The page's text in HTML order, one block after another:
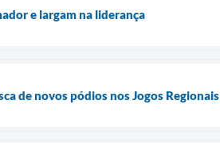
e largam na liderança
de novos pódios nos Jogos Regionais